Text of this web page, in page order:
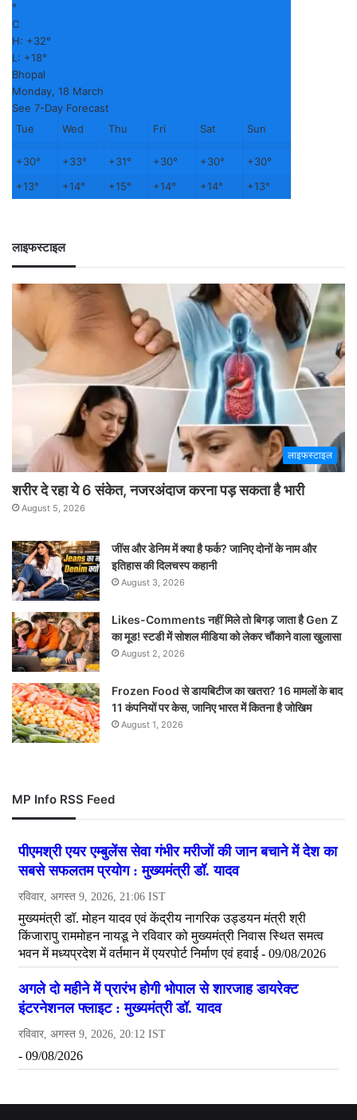
°
C
H: +32°
L: +18°
Bhopal
Monday, 18 March
See 7-Day Forecast
Tue
Wed Thu Fri Sat Sun
+30° +33° +31° +30° +30° +30°
+13° +14° +15° +14° +14° +13°
लाइफस्टाइल
लाइफस्टाइल
शरीर दे रहा ये 6 संकेत, नजरअंदाज करना पड़ सकता है भारी
August 5, 2026
जींस और डेनिम में क्या है फर्क? जानिए दोनों के नाम और
इतिहास की दिलचस्प कहानी
August 3, 2026
Likes-Comments नहीं मिले तो बिगड़ जाता है Gen Z
का मूड! स्टडी में सोशल मीडिया को लेकर चौंकाने वाला खुलासा
August 2, 2026
Frozen Food से डायबिटीज का खतरा? 16 मामलों के बाद
11 कंपनियों पर केस, जानिए भारत में कितना है जोखिम
August 1, 2026
MP Info RSS Feed